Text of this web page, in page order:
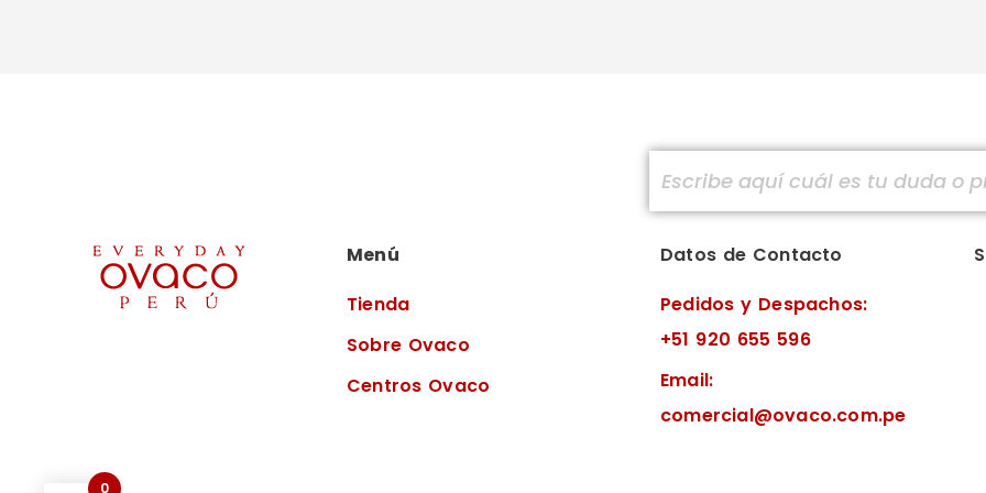
Menú
Tienda
Sobre Ovaco
Centros Ovaco
Datos de Contacto
Pedidos y Despachos:
+51 920 655 596
Email:
comercial@ovaco.com.pe
0